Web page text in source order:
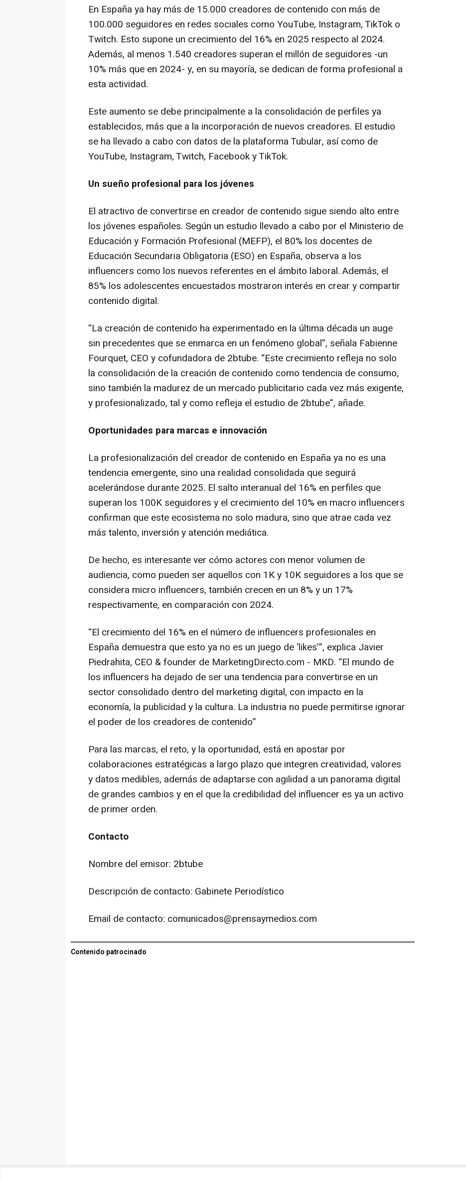
En España ya hay más de 15.000 creadores de contenido con más de
100.000 seguidores en redes sociales como YouTube, Instagram, TikTok o
Twitch. Esto supone un crecimiento del 16% en 2025 respecto al 2024.
Además, al menos 1.540 creadores superan el millón de seguidores -un
10% más que en 2024- y, en su mayoría, se dedican de forma profesional a
esta actividad.
Este aumento se debe principalmente a la consolidación de perfiles ya
establecidos, más que a la incorporación de nuevos creadores. El estudio
se ha llevado a cabo con datos de la plataforma Tubular, así como de
YouTube, Instagram, Twitch, Facebook y TikTok.
Un sueño profesional para los jóvenes
El atractivo de convertirse en creador de contenido sigue siendo alto entre
los jóvenes españoles. Según un estudio llevado a cabo por el Ministerio de
Educación y Formación Profesional (MEFP), el 80% los docentes de
Educación Secundaria Obligatoria (ESO) en España, observa a los
influencers como los nuevos referentes en el ámbito laboral. Además, el
85% los adolescentes encuestados mostraron interés en crear y compartir
contenido digital.
“La creación de contenido ha experimentado en la última década un auge
sin precedentes que se enmarca en un fenómeno global”, señala Fabienne
Fourquet, CEO y cofundadora de 2btube. “Este crecimiento refleja no solo
la consolidación de la creación de contenido como tendencia de consumo,
sino también la madurez de un mercado publicitario cada vez más exigente,
y profesionalizado, tal y como refleja el estudio de 2btube”, añade.
Oportunidades para marcas e innovación
La profesionalización del creador de contenido en España ya no es una
tendencia emergente, sino una realidad consolidada que seguirá
acelerándose durante 2025. El salto interanual del 16% en perfiles que
superan los 100K seguidores y el crecimiento del 10% en macro influencers
confirman que este ecosistema no solo madura, sino que atrae cada vez
más talento, inversión y atención mediática.
De hecho, es interesante ver cómo actores con menor volumen de
audiencia, como pueden ser aquellos con 1K y 10K seguidores a los que se
considera micro influencers, también crecen en un 8% y un 17%
respectivamente, en comparación con 2024.
“El crecimiento del 16% en el número de influencers profesionales en
España demuestra que esto ya no es un juego de ‘likes’”, explica Javier
Piedrahita, CEO & founder de MarketingDirecto.com - MKD. “El mundo de
los influencers ha dejado de ser una tendencia para convertirse en un
sector consolidado dentro del marketing digital, con impacto en la
economía, la publicidad y la cultura. La industria no puede permitirse ignorar
el poder de los creadores de contenido”
Para las marcas, el reto, y la oportunidad, está en apostar por
colaboraciones estratégicas a largo plazo que integren creatividad, valores
y datos medibles, además de adaptarse con agilidad a un panorama digital
de grandes cambios y en el que la credibilidad del influencer es ya un activo
de primer orden.
Contacto
Nombre del emisor: 2btube
Descripción de contacto: Gabinete Periodístico
Email de contacto: comunicados@prensaymedios.com
Contenido patrocinado